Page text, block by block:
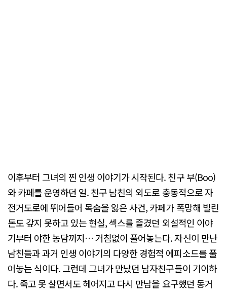
이후부터 그녀의 찐 인생 이야기가 시작된다. 친구 부(Boo)
와 카페를 운영하던 일. 친구 남친의 외도로 충동적으로 자
전거도로에 뛰어들어 목숨을 잃은 사건, 카페가 폭망해 빌린
돈도 갚지 못하고 있는 현실, 섹스를 즐겼던 외설적인 이야
기부터 야한 농담까지… 거침없이 풀어놓는다. 자신이 만난
남친들과 과거 인생 이야기의 다양한 경험적 에피소드를 풀
어놓는 식이다. 그런데 그녀가 만났던 남자친구들이 기이하
다. 죽고 못 살면서도 헤어지고 다시 만남을 요구했던 동거